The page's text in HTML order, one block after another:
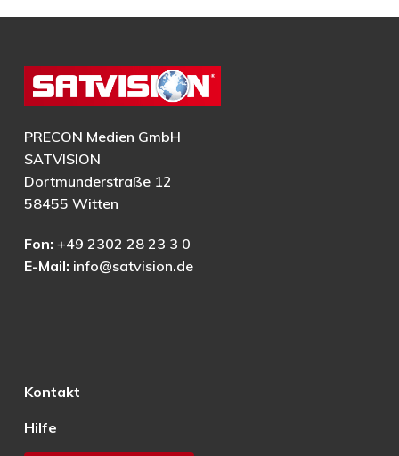
PRECON Medien GmbH
SATVISION
Dortmunderstraße 12
58455 Witten
Fon: +49 2302 28 23 3 0
E-Mail: info@satvision.de
Kontakt
Hilfe